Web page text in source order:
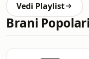
Vedi Playlist
Brani Popolari